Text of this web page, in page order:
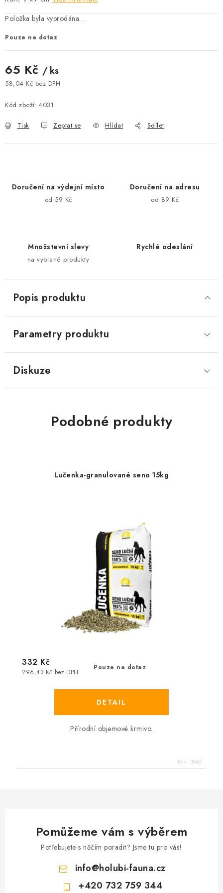
Položka byla vyprodána…
Pouze na dotaz
65 Kč / ks
58,04 Kč bez DPH
Kód zboží: 4031
Tisk Zeptat se Hlídat Sdílet
Doručení na výdejní místo
od 59 Kč
Doručení na adresu
od 89 Kč
Množstevní slevy
na vybrané produkty
Rychlé odeslání
Popis produktu
Parametry produktu
Diskuze
Podobné produkty
Lučenka-granulované seno 15kg
Pouze na dotaz
296,43 Kč bez DPH
332 Kč
Přírodní objemové krmivo.
Kód: 3849
Pomůžeme vám s výběrem
Potřebujete s něčím poradit? Jsme tu pro vás!
info@holubi-fauna.cz
+420 732 759 344